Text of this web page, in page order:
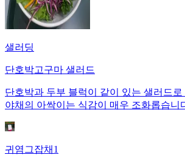
샐러딩
단호박고구마 샐러드
단호박과 두부 블럭이 같이 있는 샐러드
야채의 아싹이는 식감이 매우 조화롭습니
귀염그잡채1